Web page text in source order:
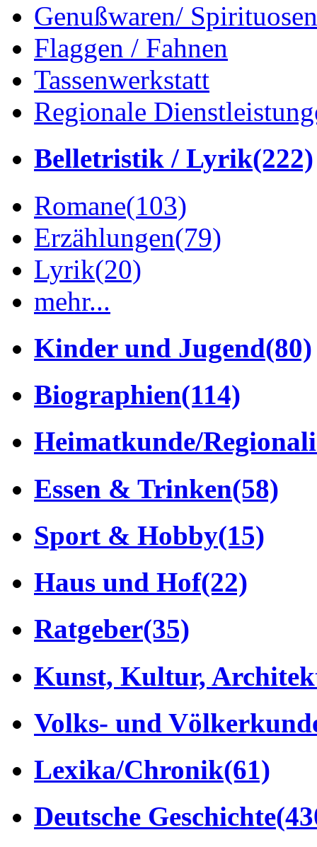
Genußwaren/ Spirituosen
Flaggen / Fahnen
Tassenwerkstatt
Regionale
Belletristik / Lyrik(222)
Romane(103)
Erzählungen(79)
Lyrik(20)
mehr...
Kinder und Jugend(80)
Biographien(114)
Heimatkunde/
Essen & Trinken(58)
Sport & Hobby(15)
Haus und Hof(22)
Ratgeber(35)
Kunst, Kultur,
Volks- und
Lexika/Chronik(61)
Deutsche Geschichte